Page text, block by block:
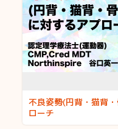
不良姿勢(円背・猫背
ローチ